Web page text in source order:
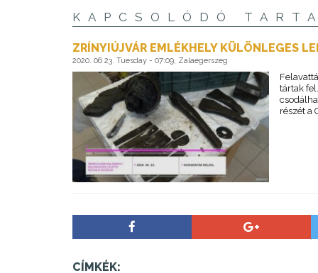
KAPCSOLÓDÓ
ZRÍNYIÚJVÁR EMLÉKHELY KÜLÖNLEGES
2020. 06 23. Tuesday - 07:09, Zalaegerszeg
tártak
részét a
CÍMKÉK: